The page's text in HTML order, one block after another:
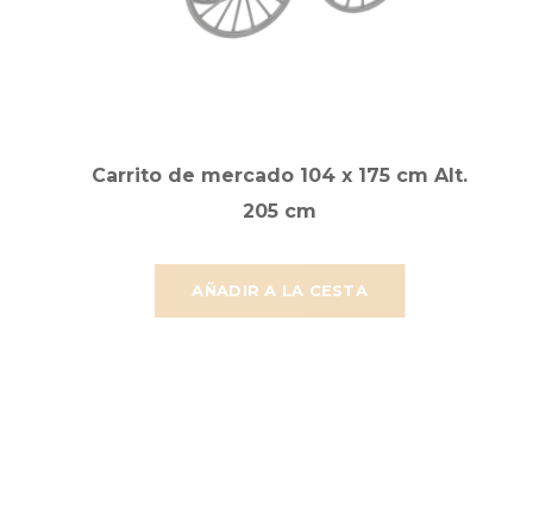
AÑADIR A LA CESTA
Carrito de mercado 104 x 175 cm Alt.
205 cm